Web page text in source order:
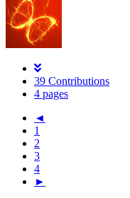
39 Contributions
4 pages
◄
1
2
3
4
►